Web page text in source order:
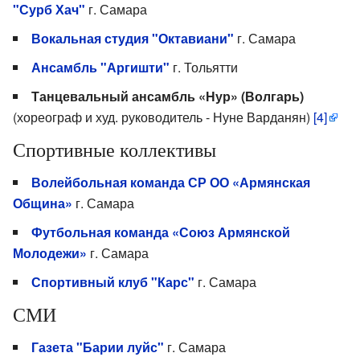
"Сурб Хач" г. Самара
Вокальная студия "Октавиани" г. Самара
Ансамбль "Аргишти" г. Тольятти
Танцевальный ансамбль «Нур» (Волгарь)
(хореограф и худ. руководитель - Нуне Варданян) [4]
Спортивные коллективы
Волейбольная команда СР ОО «Армянская
Община» г. Самара
Футбольная команда «Союз Армянской
Молодежи» г. Самара
Спортивный клуб "Карс" г. Самара
СМИ
Газета "Барии луйс" г. Самара